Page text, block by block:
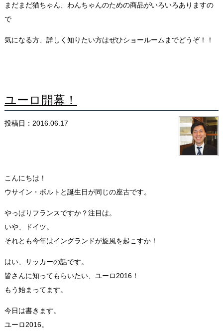
まだまだ猫ちゃん、わんちゃんのための商品がいろいろありますの
で
気になる方、詳しく知りたい方はぜひショールームまでどうぞ！！
ユーロ開幕！
投稿日：2016.06.17
こんにちは！
ウサイン・ボルトと誕生日が同じの座古です。
やっぱりフランスですか？注目は。
いや、ドイツ。
それとも今年はイングランドが旋風を起こすか！
はい、サッカーの話です。
皆さんに知ってもらいたい、ユーロ2016！
もう始まってます。
今日は書きます。
ユーロ2016。